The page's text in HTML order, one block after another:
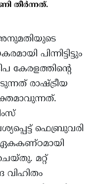
തീർന്നത്.
പിന്നിട്ടിട്ടും
കേരളത്തിന്റെ
രാഷ്ട്രീയ
ഫെബ്രുവരി
മറ്റ്
വിഹിതം